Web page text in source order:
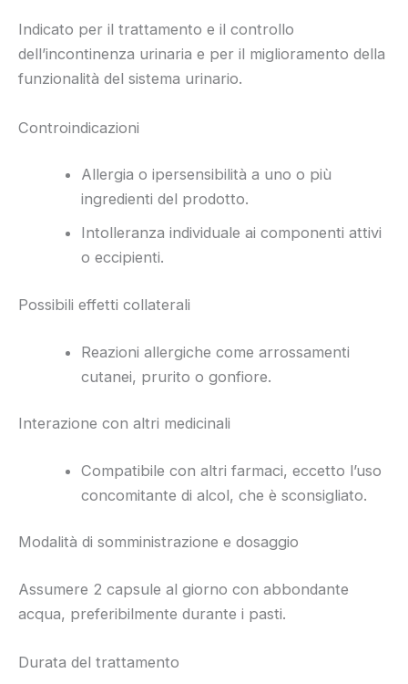
Indicato per il trattamento e il controllo
dell’incontinenza urinaria e per il miglioramento della
funzionalità del sistema urinario.
Controindicazioni
Allergia o ipersensibilità a uno o più
ingredienti del prodotto.
Intolleranza individuale ai componenti attivi
o eccipienti.
Possibili effetti collaterali
Reazioni allergiche come arrossamenti
cutanei, prurito o gonfiore.
Interazione con altri medicinali
Compatibile con altri farmaci, eccetto l’uso
concomitante di alcol, che è sconsigliato.
Modalità di somministrazione e dosaggio
Assumere 2 capsule al giorno con abbondante
acqua, preferibilmente durante i pasti.
Durata del trattamento